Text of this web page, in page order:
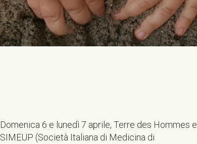
Domenica 6 e lunedì 7 aprile, Terre des Hommes e
SIMEUP (Società Italiana di Medicina di